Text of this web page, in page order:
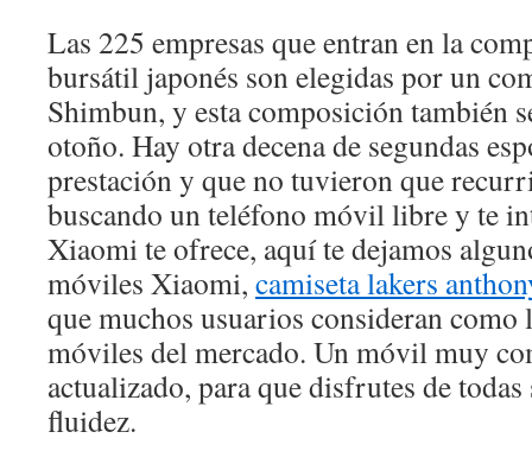
Las 225 empresas que entran en la
bursátil japonés son elegidas por un
Shimbun, y esta composición también
otoño. Hay otra decena de segundas
prestación y que no tuvieron que
buscando un teléfono móvil libre y te
Xiaomi te ofrece, aquí te dejamos
móviles Xiaomi, camiseta lakers
que muchos usuarios consideran como
móviles del mercado. Un móvil muy
actualizado, para que disfrutes de
fluidez.